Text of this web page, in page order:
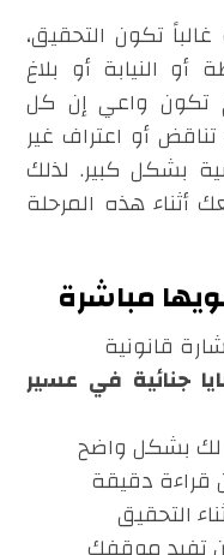
تكون التحقيق،
النيابة أو بلاغ
تكون واعي إن كل
تناقض أو اعتراف غير
بشكل كبير. لذلك
أثناء هذه المرحلة
مباشرة
قانونية
جنائية في عسير
لك بشكل واضح
قراءة دقيقة
التحقيق